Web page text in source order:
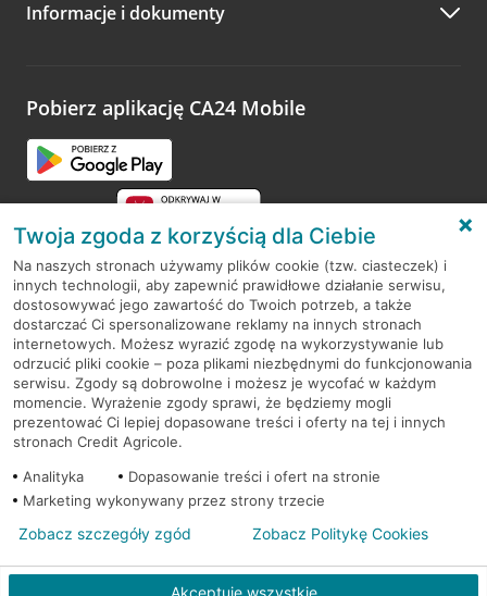
Informacje i dokumenty
Pobierz aplikację CA24 Mobile
RODO
Regulamin serwisu
Mapa serwisu
PolitykaCookies
© 2026 Credit Agricole Bank Polska S.A. Wszelkie prawa zastrzeżone
Twoja zgoda z korzyścią dla Ciebie
Na naszych stronach używamy plików cookie (tzw. ciasteczek) i
innych technologii, aby zapewnić prawidłowe działanie serwisu,
dostosowywać jego zawartość do Twoich potrzeb, a także
dostarczać Ci spersonalizowane reklamy na innych stronach
internetowych. Możesz wyrazić zgodę na wykorzystywanie lub
odrzucić pliki cookie – poza plikami niezbędnymi do funkcjonowania
serwisu. Zgody są dobrowolne i możesz je wycofać w każdym
momencie. Wyrażenie zgody sprawi, że będziemy mogli
prezentować Ci lepiej dopasowane treści i oferty na tej i innych
stronach Credit Agricole.
Analityka
Dopasowanie treści i ofert na stronie
Marketing wykonywany przez strony trzecie
Akceptuję wszystkie
Zobacz szczegóły zgód Zobacz Politykę Cookies